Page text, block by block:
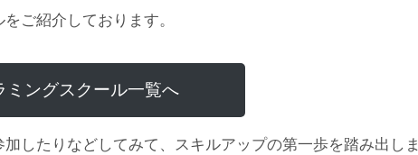
ご紹介しております。
ミングスクール一覧へ
したりなどしてみて、スキルアップの第一歩を踏み出しま